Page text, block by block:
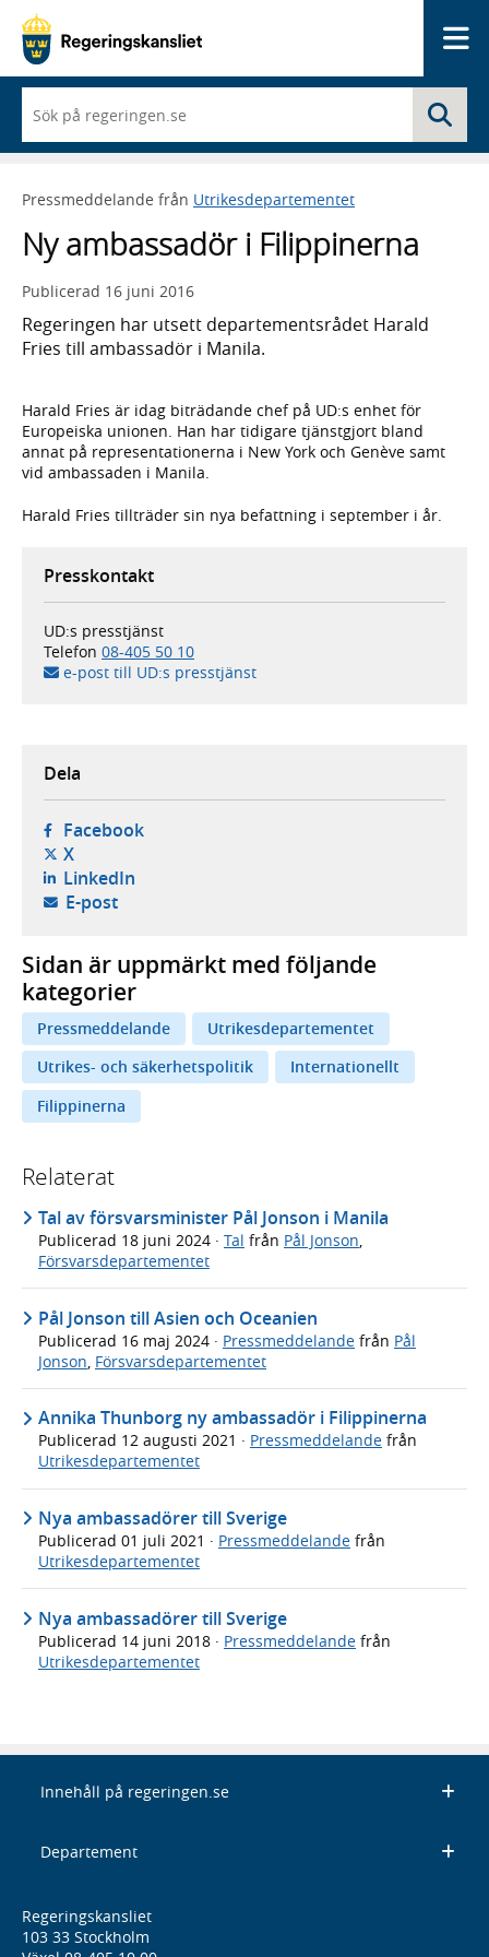
du
börjar
skriva
framträder
lista
med
sökförslag
Pressmeddelande från Utrikesdepartementet
Ny ambassadör i Filippinerna
Publicerad 16 juni 2016
Regeringen har utsett departementsrådet Harald
Fries till ambassadör i Manila.
Harald Fries är idag biträdande chef på UD:s enhet för
Europeiska unionen. Han har tidigare tjänstgjort bland
annat på representationerna i New York och Genève samt
vid ambassaden i Manila.
Harald Fries tillträder sin nya befattning i september i år.
Presskontakt
UD:s presstjänst
Telefon 08-405 50 10
e-post till UD:s presstjänst
Dela
Facebook- öppnas i ny flik, extern webbplats,
X- öppnas i ny flik, extern webbplats,
LinkedIn- öppnas i ny flik, extern webbplats,
E-post- öppnar din e-postklient,
Sidan är uppmärkt med följande
kategorier
Pressmeddelande
Utrikesdepartementet
Utrikes- och säkerhetspolitik
Internationellt
Filippinerna
Relaterat
Tal av försvarsminister Pål Jonson i Manila
Publicerad 18 juni 2024 · Tal från Pål Jonson,
Försvarsdepartementet
Pål Jonson till Asien och Oceanien
Publicerad 16 maj 2024 · Pressmeddelande från Pål
Jonson Försvarsdepartementet
Annika Thunborg ny ambassadör i Filippinerna
Publicerad 12 augusti 2021 · Pressmeddelande från
Utrikesdepartementet
Nya ambassadörer till Sverige
Publicerad 01 juli 2021 · Pressmeddelande från
Utrikesdepartementet
Nya ambassadörer till Sverige
Publicerad 14 juni 2018 · Pressmeddelande från
Utrikesdepartementet
Innehåll på regeringen.se
Departement
Regeringskansliet
103 33 Stockholm